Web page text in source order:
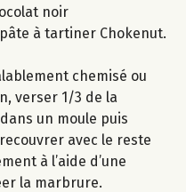
noir
à tartiner Chokenut.
chemisé ou
verser 1/3 de la
un moule puis
avec le reste
à l’aide d’une
la marbrure.